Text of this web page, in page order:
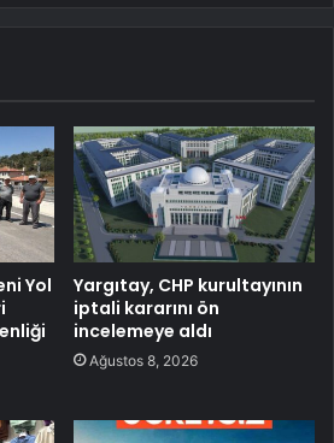
Yol
Yargıtay, CHP kurultayının
iptali kararını ön
incelemeye aldı
Ağustos 8, 2026